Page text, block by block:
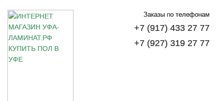
Заказы по телефонам
+7 (917) 433 27 77
+7 (927) 319 27 77